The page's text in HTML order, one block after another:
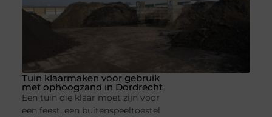
Tuin klaarmaken voor gebruik
met ophoogzand in Dordrecht
Een tuin die klaar moet zijn voor
een feest, een buitenspeeltoestel